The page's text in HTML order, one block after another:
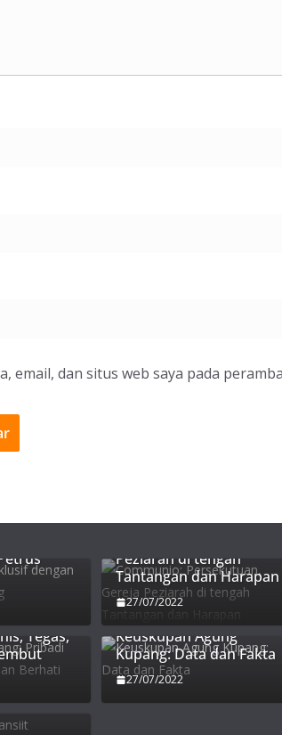
email, dan situs web saya pada
Communio:
Peziarah di tengah
Tantangan dan Harapan
27/07/2022
Tegas,
Keuskupan Agung
Kupang: Data dan Fakta
27/07/2022